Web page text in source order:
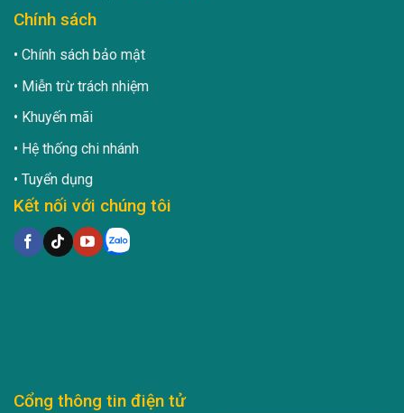
Chính sách
Chính sách bảo mật
Miễn trừ trách nhiệm
Khuyến mãi
Hệ thống chi nhánh
Tuyển dụng
Kết nối với chúng tôi
Cổng thông tin điện tử